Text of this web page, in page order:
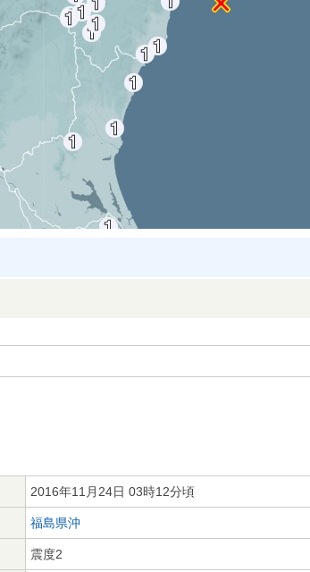
2016年11月24日 03時12分頃
福島県沖
震度2